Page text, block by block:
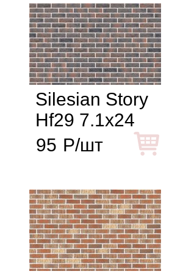
Silesian Story
Hf29 7.1x24
95 Р/шт